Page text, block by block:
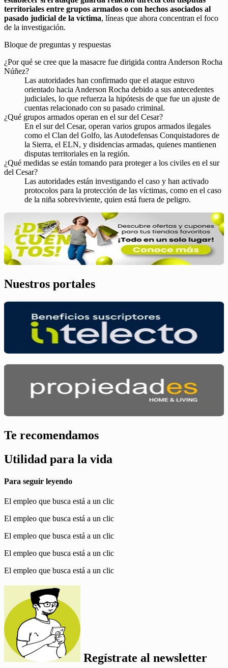
territoriales entre grupos armados o con hechos asociados al
pasado judicial de la víctima, líneas que ahora concentran el foco
de la investigación.
Bloque de preguntas y respuestas
¿Por qué se cree que la masacre fue dirigida contra Anderson Rocha
Núñez?
Las autoridades han confirmado que el ataque estuvo
orientado hacia Anderson Rocha debido a sus antecedentes
judiciales, lo que refuerza la hipótesis de que fue un ajuste de
cuentas relacionado con su pasado criminal.
¿Qué grupos armados operan en el sur del Cesar?
En el sur del Cesar, operan varios grupos armados ilegales
como el Clan del Golfo, las Autodefensas Conquistadores de
la Sierra, el ELN, y disidencias armadas, quienes mantienen
disputas territoriales en la región.
¿Qué medidas se están tomando para proteger a los civiles en el sur
del Cesar?
Las autoridades están investigando el caso y han activado
protocolos para la protección de las víctimas, como en el caso
de la niña sobreviviente, quien está fuera de peligro.
Nuestros portales
Te recomendamos
Utilidad para la vida
Para seguir leyendo
El empleo que busca está a un clic
El empleo que busca está a un clic
El empleo que busca está a un clic
El empleo que busca está a un clic
El empleo que busca está a un clic
Regístrate al newsletter